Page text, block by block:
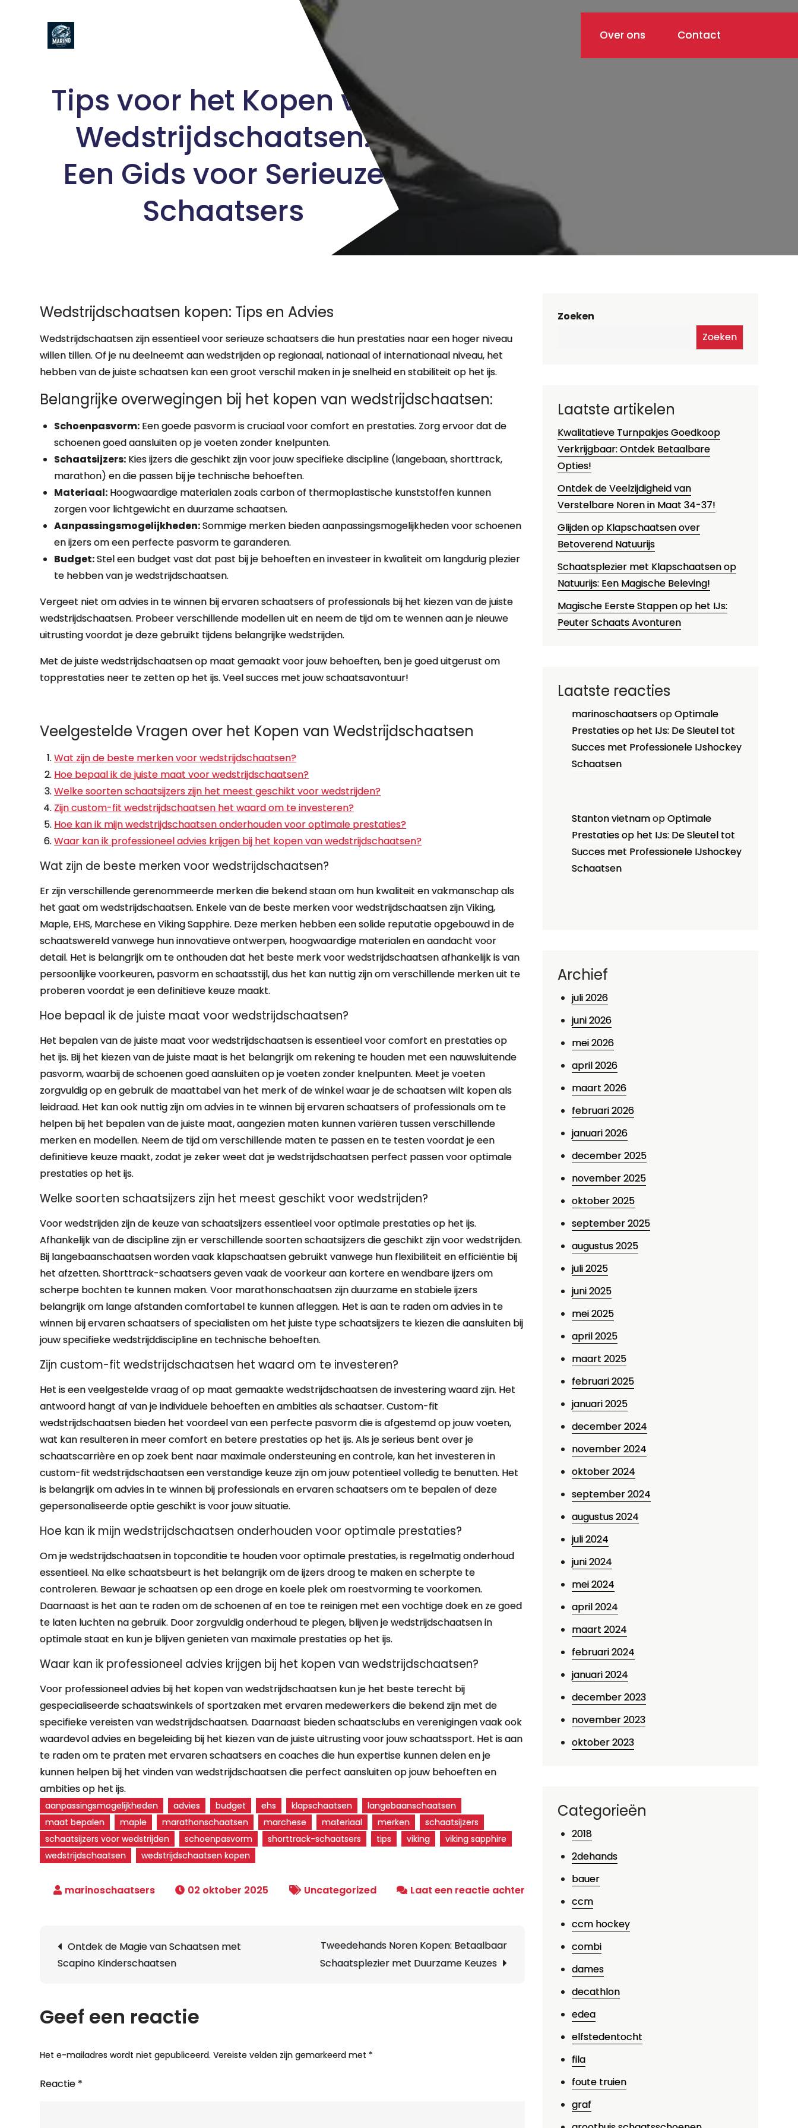
Over ons Contact
Tips voor het Kopen van
Wedstrijdschaatsen:
Een Gids voor Serieuze
Schaatsers
Wedstrijdschaatsen kopen: Tips en Advies
Wedstrijdschaatsen zijn essentieel voor serieuze schaatsers die hun prestaties naar een hoger niveau
willen tillen. Of je nu deelneemt aan wedstrijden op regionaal, nationaal of internationaal niveau, het
hebben van de juiste schaatsen kan een groot verschil maken in je snelheid en stabiliteit op het ijs.
Belangrijke overwegingen bij het kopen van wedstrijdschaatsen:
Schoenpasvorm: Een goede pasvorm is cruciaal voor comfort en prestaties. Zorg ervoor dat de
schoenen goed aansluiten op je voeten zonder knelpunten.
Schaatsijzers: Kies ijzers die geschikt zijn voor jouw specifieke discipline (langebaan, shorttrack,
marathon) en die passen bij je technische behoeften.
Materiaal: Hoogwaardige materialen zoals carbon of thermoplastische kunststoffen kunnen
zorgen voor lichtgewicht en duurzame schaatsen.
Aanpassingsmogelijkheden:Sommige merken bieden aanpassingsmogelijkheden voor schoenen
en ijzers om een perfecte pasvorm te garanderen.
Budget:Stel een budget vast dat past bij je behoeften en investeer in kwaliteit om langdurig plezier
te hebben van je wedstrijdschaatsen.
Vergeet niet om advies in te winnen bij ervaren schaatsers of professionals bij het kiezen van de juiste
wedstrijdschaatsen. Probeer verschillende modellen uit en neem de tijd om te wennen aan je nieuwe
uitrusting voordat je deze gebruikt tijdens belangrijke wedstrijden.
Met de juiste wedstrijdschaatsen op maat gemaakt voor jouw behoeften, ben je goed uitgerust om
topprestaties neer te zetten op het ijs. Veel succes met jouw schaatsavontuur!
Veelgestelde Vragen over het Kopen van Wedstrijdschaatsen
Wat zijn de beste merken voor wedstrijdschaatsen?
Hoe bepaal ik de juiste maat voor wedstrijdschaatsen?
Welke soorten schaatsijzers zijn het meest geschikt voor wedstrijden?
Zijn custom-fit wedstrijdschaatsen het waard om te investeren?
Hoe kan ik mijn wedstrijdschaatsen onderhouden voor optimale prestaties?
Waar kan ik professioneel advies krijgen bij het kopen van wedstrijdschaatsen?
Wat zijn de beste merken voor wedstrijdschaatsen?
Er zijn verschillende gerenommeerde merken die bekend staan om hun kwaliteit en vakmanschap als
het gaat om wedstrijdschaatsen. Enkele van de beste merken voor wedstrijdschaatsen zijn Viking,
Maple, EHS, Marchese en Viking Sapphire. Deze merken hebben een solide reputatie opgebouwd in de
schaatswereld vanwege hun innovatieve ontwerpen, hoogwaardige materialen en aandacht voor
detail. Het is belangrijk om te onthouden dat het beste merk voor wedstrijdschaatsen afhankelijk is van
persoonlijke voorkeuren, pasvorm en schaatsstijl, dus het kan nuttig zijn om verschillende merken uit te
proberen voordat je een definitieve keuze maakt.
Hoe bepaal ik de juiste maat voor wedstrijdschaatsen?
Het bepalen van de juiste maat voor wedstrijdschaatsen is essentieel voor comfort en prestaties op
het ijs. Bij het kiezen van de juiste maat is het belangrijk om rekening te houden met een nauwsluitende
pasvorm, waarbij de schoenen goed aansluiten op je voeten zonder knelpunten. Meet je voeten
zorgvuldig op en gebruik de maattabel van het merk of de winkel waar je de schaatsen wilt kopen als
leidraad. Het kan ook nuttig zijn om advies in te winnen bij ervaren schaatsers of professionals om te
helpen bij het bepalen van de juiste maat, aangezien maten kunnen variëren tussen verschillende
merken en modellen. Neem de tijd om verschillende maten te passen en te testen voordat je een
definitieve keuze maakt, zodat je zeker weet dat je wedstrijdschaatsen perfect passen voor optimale
prestaties op het ijs.
Welke soorten schaatsijzers zijn het meest geschikt voor wedstrijden?
Voor wedstrijden zijn de keuze van schaatsijzers essentieel voor optimale prestaties op het ijs.
Afhankelijk van de discipline zijn er verschillende soorten schaatsijzers die geschikt zijn voor wedstrijden.
Bij langebaanschaatsen worden vaak klapschaatsen gebruikt vanwege hun flexibiliteit en efficiëntie bij
het afzetten. Shorttrack-schaatsers geven vaak de voorkeur aan kortere en wendbare ijzers om
scherpe bochten te kunnen maken. Voor marathonschaatsen zijn duurzame en stabiele ijzers
belangrijk om lange afstanden comfortabel te kunnen afleggen. Het is aan te raden om advies in te
winnen bij ervaren schaatsers of specialisten om het juiste type schaatsijzers te kiezen die aansluiten bij
jouw specifieke wedstrijddiscipline en technische behoeften.
Zijn custom-fit wedstrijdschaatsen het waard om te investeren?
Het is een veelgestelde vraag of op maat gemaakte wedstrijdschaatsen de investering waard zijn. Het
antwoord hangt af van je individuele behoeften en ambities als schaatser. Custom-fit
wedstrijdschaatsen bieden het voordeel van een perfecte pasvorm die is afgestemd op jouw voeten,
wat kan resulteren in meer comfort en betere prestaties op het ijs. Als je serieus bent over je
schaatscarrière en op zoek bent naar maximale ondersteuning en controle, kan het investeren in
custom-fit wedstrijdschaatsen een verstandige keuze zijn om jouw potentieel volledig te benutten. Het
is belangrijk om advies in te winnen bij professionals en ervaren schaatsers om te bepalen of deze
gepersonaliseerde optie geschikt is voor jouw situatie.
Hoe kan ik mijn wedstrijdschaatsen onderhouden voor optimale prestaties?
Om je wedstrijdschaatsen in topconditie te houden voor optimale prestaties, is regelmatig onderhoud
essentieel. Na elke schaatsbeurt is het belangrijk om de ijzers droog te maken en scherpte te
controleren. Bewaar je schaatsen op een droge en koele plek om roestvorming te voorkomen.
Daarnaast is het aan te raden om de schoenen af en toe te reinigen met een vochtige doek en ze goed
te laten luchten na gebruik. Door zorgvuldig onderhoud te plegen, blijven je wedstrijdschaatsen in
optimale staat en kun je blijven genieten van maximale prestaties op het ijs.
Waar kan ik professioneel advies krijgen bij het kopen van wedstrijdschaatsen?
Voor professioneel advies bij het kopen van wedstrijdschaatsen kun je het beste terecht bij
gespecialiseerde schaatswinkels of sportzaken met ervaren medewerkers die bekend zijn met de
specifieke vereisten van wedstrijdschaatsen. Daarnaast bieden schaatsclubs en verenigingen vaak ook
waardevol advies en begeleiding bij het kiezen van de juiste uitrusting voor jouw schaatssport. Het is aan
te raden om te praten met ervaren schaatsers en coaches die hun expertise kunnen delen en je
kunnen helpen bij het vinden van wedstrijdschaatsen die perfect aansluiten op jouw behoeften en
ambities op het ijs.
aanpassingsmogelijkheden advies budget ehs klapschaatsen
langebaanschaatsen
maat bepalen
maple marathonschaatsen marchese materiaal merken
schaatsijzers
schaatsijzers voor wedstrijden
schoenpasvorm shorttrack-schaatsers tips viking
viking sapphire
wedstrijdschaatsen
wedstrijdschaatsen kopen
02 oktober 2025 Uncategorized Laat een reactie achterop
Wedstrijdschaatsen:
Serieuze
Berichtnavigatie
Ontdek de Magie van Schaatsen met
Scapino Kinderschaatsen
Tweedehands Noren Kopen: Betaalbaar
Schaatsplezier met Duurzame Keuzes
Geef een reactie
Het e-mailadres wordt niet gepubliceerd. Vereiste velden zijn gemarkeerd met *
Reactie *
Zoeken
Zoeken
Laatste artikelen
Kwalitatieve Turnpakjes Goedkoop
Verkrijgbaar: Ontdek Betaalbare
Opties!
Ontdek de Veelzijdigheid van
Verstelbare Noren in Maat 34-37!
Glijden op Klapschaatsen over
Betoverend Natuurijs
Schaatsplezier met Klapschaatsen op
Natuurijs: Een Magische Beleving!
Magische Eerste Stappen op het IJs:
Peuter Schaats Avonturen
Laatste reacties
marinoschaatsersopOptimale
Prestaties op het IJs: De Sleutel tot
Succes met Professionele IJshockey
Schaatsen
Stanton vietnamopOptimale
Prestaties op het IJs: De Sleutel tot
Succes met Professionele IJshockey
Schaatsen
Archief
juli 2026
juni 2026
mei 2026
april 2026
maart 2026
februari 2026
januari 2026
december 2025
november 2025
oktober 2025
september 2025
augustus 2025
juli 2025
juni 2025
mei 2025
april 2025
maart 2025
februari 2025
januari 2025
december 2024
november 2024
oktober 2024
september 2024
augustus 2024
juli 2024
juni 2024
mei 2024
april 2024
maart 2024
februari 2024
januari 2024
december 2023
november 2023
oktober 2023
Categorieën
2018
2dehands
bauer
ccm
ccm hockey
combi
dames
decathlon
edea
elfstedentocht
fila
foute truien
graf